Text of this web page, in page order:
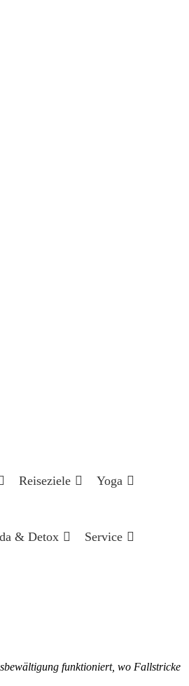
Reiseziele Yoga
& Detox Service
funktioniert, wo Fallstricke